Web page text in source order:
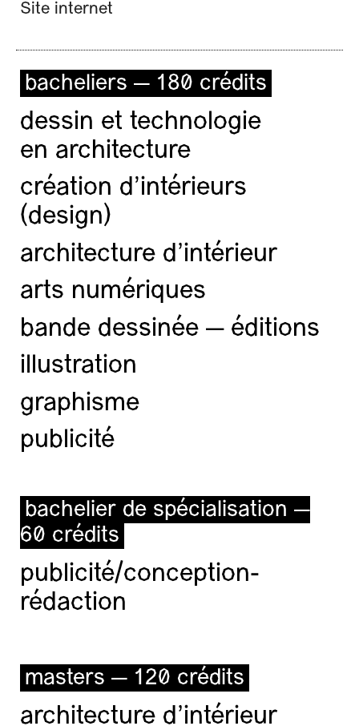
Site internet
bacheliers — 180 crédits
dessin et technologie
en architecture
création d'intérieurs
(design)
architecture d’intérieur
arts numériques
bande dessinée — éditions
illustration
graphisme
publicité
bachelier de spécialisation —
60 crédits
publicité/conception-
rédaction
masters — 120 crédits
architecture d’intérieur